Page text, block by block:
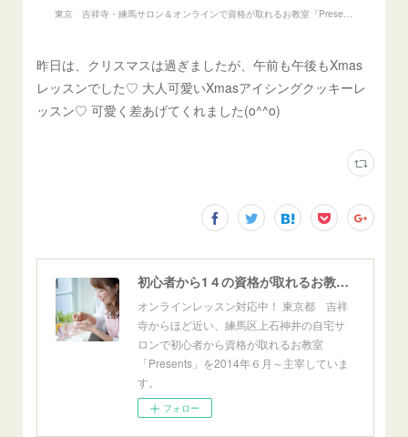
東京 吉祥寺・練馬サロン＆オンラインで資格が取れるお教室『Presents』アイシングクッキー、練り切りアート、あんフラワー教室
昨日は、クリスマスは過ぎましたが、午前も午後もXmas
レッスンでした♡ 大人可愛いXmasアイシングクッキーレ
ッスン♡ 可愛く差あげてくれました(o^^o)
初心者から1４の資格が取れるお教室「Presents」東京自宅サロン＆オンライン
オンラインレッスン対応中！ 東京都 吉祥
寺からほど近い、練馬区上石神井の自宅サ
ロンで初心者から資格が取れるお教室
「Presents」を2014年６月～主宰していま
す。
フォロー